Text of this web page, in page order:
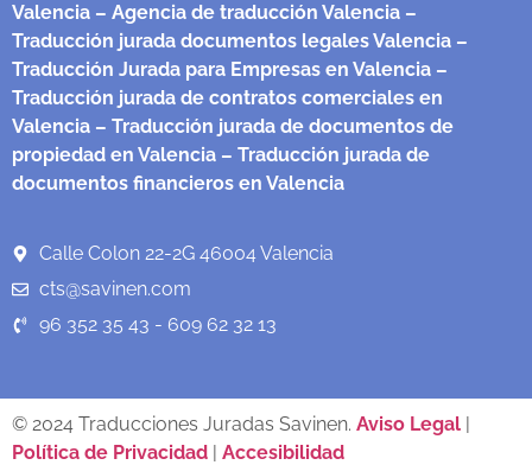
Valencia – Agencia de traducción Valencia –
Traducción jurada documentos legales Valencia –
Traducción Jurada para Empresas en Valencia –
Traducción jurada de contratos comerciales en
Valencia – Traducción jurada de documentos de
propiedad en Valencia – Traducción jurada de
documentos financieros en Valencia
Calle Colon 22-2G 46004 Valencia
cts@savinen.com
96 352 35 43 - 609 62 32 13
© 2024 Traducciones Juradas Savinen. Aviso Legal |
Política de Privacidad | Accesibilidad